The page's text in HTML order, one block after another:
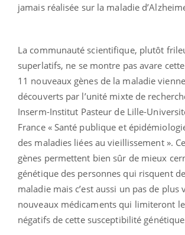
jamais réalisée sur la maladie
La communauté scientifique, plutôt
superlatifs, ne se montre pas avare
11 nouveaux gènes de la maladie
découverts par l’unité mixte de
Inserm-Institut Pasteur de Lille-
France « Santé publique et
des maladies liées au vieillissement ».
gènes permettent bien sûr de mieux
génétique des personnes qui risquent
maladie mais c’est aussi un pas de plus
nouveaux médicaments qui limiteront
négatifs de cette susceptibilité